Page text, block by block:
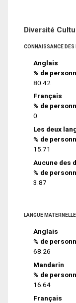
Diversité
CONNAISSANCE DES
Anglais
% de
80.42
Français
% de
0
Les deux
% de
15.71
Aucune des
% de
3.87
LANGUE MATERNELLE
Anglais
% de
68.26
Mandarin
% de
16.64
Français